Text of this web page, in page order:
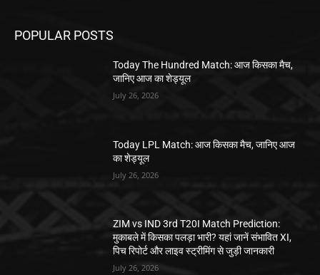
POPULAR POSTS
Today The Hundred Match: आज किसका मैच,
जानिए आज का शेड्यूल
July 26, 2026
Today LPL Match: आज किसका मैच, जानिए आज
का शेड्यूल
July 26, 2026
ZIM vs IND 3rd T20I Match Prediction:
मुकाबले में किसका पलड़ा भारी? यहां जानें संभावित XI,
पिच रिपोर्ट और लाइव स्ट्रीमिंग से जुड़ी जानकारी
July 26, 2026